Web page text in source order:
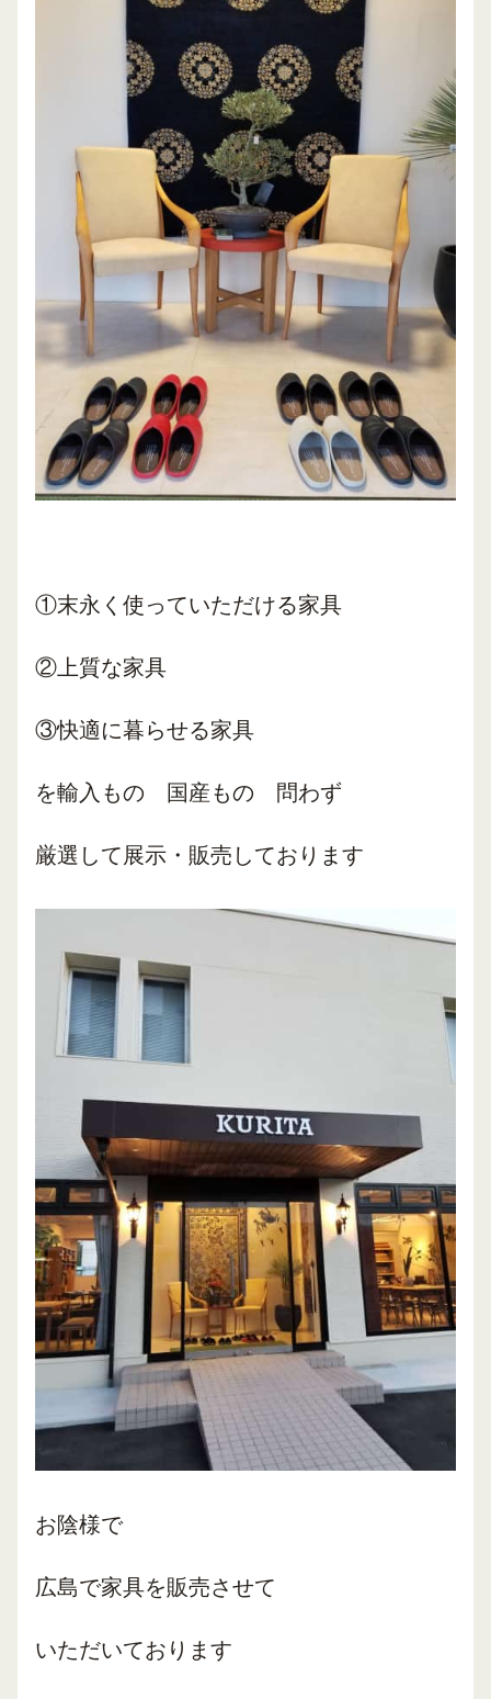
①末永く使っていただける家具
②上質な家具
③快適に暮らせる家具
を輸入もの 国産もの 問わず
厳選して展示・販売しております
お陰様で
広島で家具を販売させて
いただいております